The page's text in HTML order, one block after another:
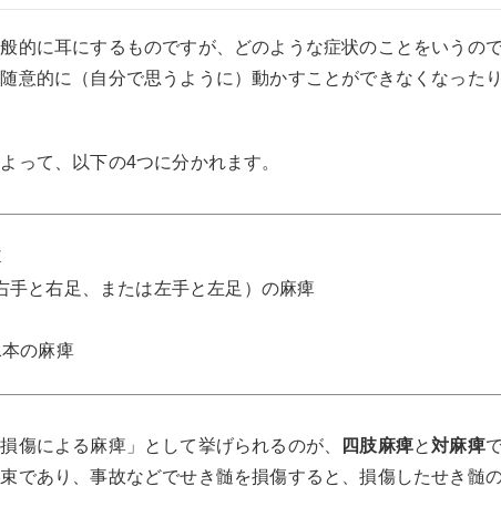
的に耳にするものですが、どのような症状のことをいうの
意的に（自分で思うように）動かすことができなくなった
って、以下の4つに分かれます。
と右足、または左手と左足）の麻痺
の麻痺
傷による麻痺」として挙げられるのが、 四肢麻痺と対麻痺
であり、事故などでせき髄を損傷すると、損傷したせき髄